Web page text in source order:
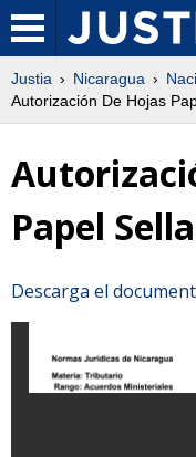
Justia Nicaragua
Autorización De Hojas
Papel
Descarga el